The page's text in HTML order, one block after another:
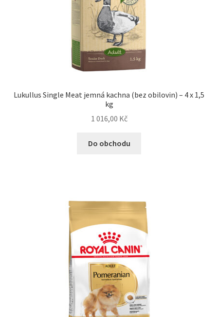
Lukullus Single Meat jemná kachna (bez obilovin) – 4 x 1,5
kg
1 016,00 Kč
Do obchodu